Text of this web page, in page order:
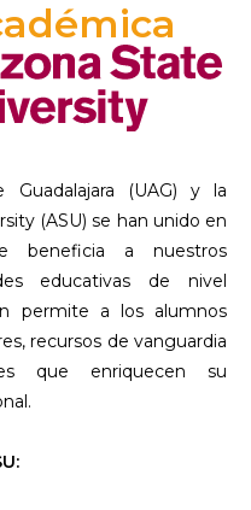
Guadalajara (UAG) y la
(ASU) se han unido en
beneficia a nuestros
educativas de nivel
permite a los alumnos
recursos de vanguardia
que enriquecen su